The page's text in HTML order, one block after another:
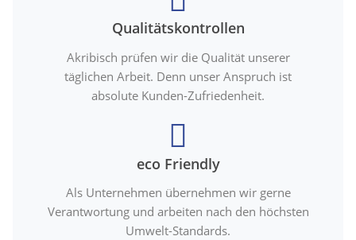
Qualitätskontrollen
Akribisch prüfen wir die Qualität unserer
täglichen Arbeit. Denn unser Anspruch ist
absolute Kunden-Zufriedenheit.
eco Friendly
Als Unternehmen übernehmen wir gerne
Verantwortung und arbeiten nach den höchsten
Umwelt-Standards.